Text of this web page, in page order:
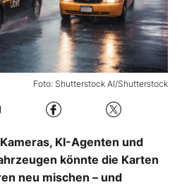
Foto: Shutterstock AI/Shutterstock
KI-Agenten und
könnte die Karten
neu mischen – und